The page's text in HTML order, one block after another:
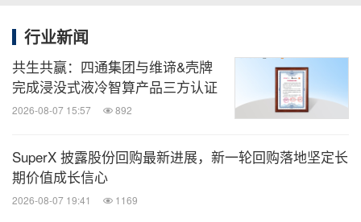
行业新闻
共生共赢：四通集团与维谛&壳牌
完成浸没式液冷智算产品三方认证
2026-08-07 15:57 892
SuperX 披露股份回购最新进展，新一轮回购落地坚定长
期价值成长信心
2026-08-07 19:41 1169